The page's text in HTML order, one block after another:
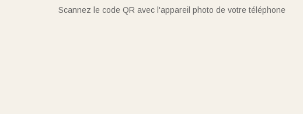
Scannez le code QR avec l'appareil photo de votre téléphone